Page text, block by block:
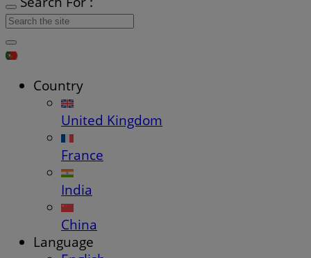
Country
United Kingdom
France
India
China
Language